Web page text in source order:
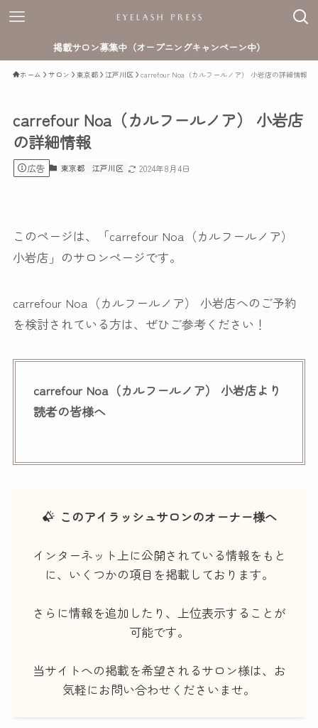
掲載サロン募集中（オープニングキャンペーン中）
ホーム サロン 東京都 江戸川区 carrefour Noa（カルフールノア） 小岩店の詳細情報
carrefour Noa（カルフールノア） 小岩店
の詳細情報
広告 東京都 江戸川区 2024年8月4日
このページは、「carrefour Noa（カルフールノア）
小岩店」のサロンページです。
carrefour Noa（カルフールノア） 小岩店へのご予約
を検討されている方は、ぜひご参考ください！
carrefour Noa（カルフールノア） 小岩店より
読者の皆様へ
このアイラッシュサロンのオーナー様へ
インターネット上に公開されている情報をもと
に、いくつかの項目を掲載しております。
さらに情報を追加したり、上位表示することが
可能です。
当サイトへの掲載を希望されるサロン様は、お
気軽にお問い合わせくださいませ。